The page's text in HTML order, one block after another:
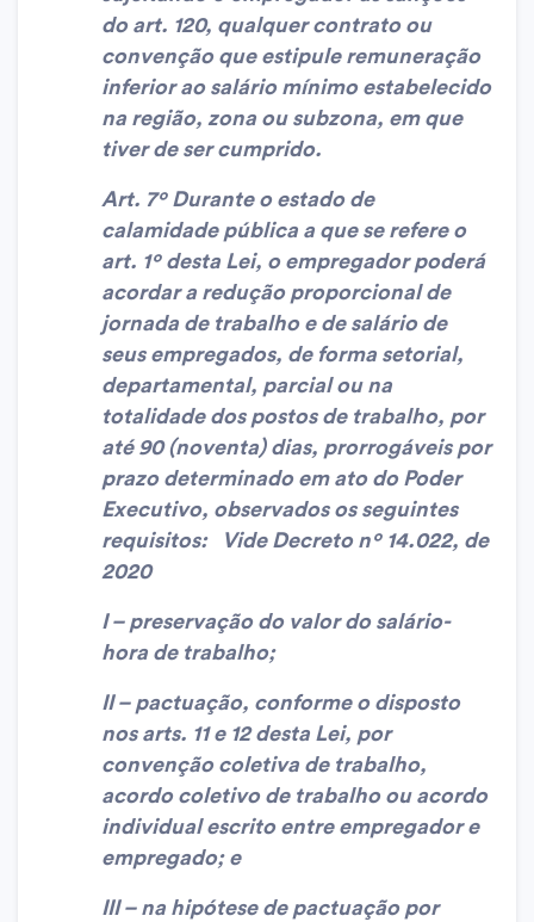
do art. 120, qualquer contrato ou
convenção que estipule remuneração
inferior ao salário mínimo estabelecido
na região, zona ou subzona, em que
tiver de ser cumprido.
Art. 7º Durante o estado de
calamidade pública a que se refere o
art. 1º desta Lei, o empregador poderá
acordar a redução proporcional de
jornada de trabalho e de salário de
seus empregados, de forma setorial,
departamental, parcial ou na
totalidade dos postos de trabalho, por
até 90 (noventa) dias, prorrogáveis por
prazo determinado em ato do Poder
Executivo, observados os seguintes
requisitos: Vide Decreto nº 14.022, de
2020
I – preservação do valor do salário-
hora de trabalho;
II – pactuação, conforme o disposto
nos arts. 11 e 12 desta Lei, por
convenção coletiva de trabalho,
acordo coletivo de trabalho ou acordo
individual escrito entre empregador e
empregado; e
III – na hipótese de pactuação por